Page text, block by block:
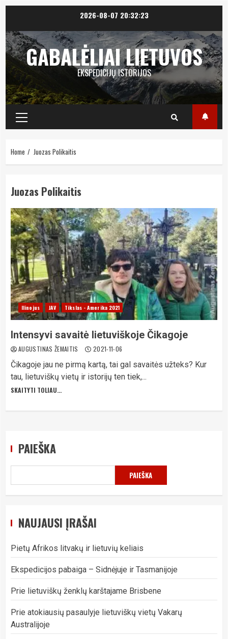
content
2026-08-07 20:32:23
GABALĖLIAI LIETUVOS
EKSPEDICIJŲ ISTORIJOS
Primary
Menu
Home Juozas Polikaitis
Juozas Polikaitis
Ilinojus JAV Tikslas - Amerika 2021
Intensyvi savaitė lietuviškoje Čikagoje
AUGUSTINAS ŽEMAITIS 2021-11-06
Čikagoje jau ne pirmą kartą, tai gal savaitės užteks? Kur
tau, lietuviškų vietų ir istorijų ten tiek,...
SKAITYTI TOLIAU...
PAIEŠKA
PAIEŠKA
NAUJAUSI ĮRAŠAI
Pietų Afrikos litvakų ir lietuvių keliais
Ekspedicijos pabaiga – Sidnėjuje ir Tasmanijoje
Prie lietuviškų ženklų karštajame Brisbene
Prie atokiausių pasaulyje lietuviškų vietų Vakarų
Australijoje